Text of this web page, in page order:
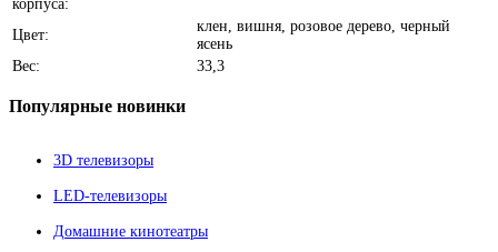
корпуса:
Цвет:
клен, вишня, розовое дерево, черный
ясень
Вес:
33,3
Популярные новинки
3D телевизоры
LED-телевизоры
Домашние кинотеатры